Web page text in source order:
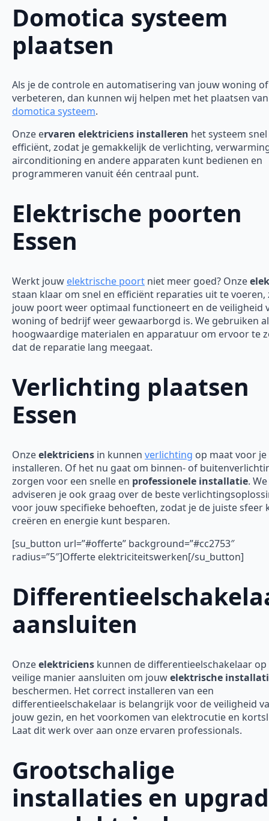
Domotica systeem
plaatsen
Als je de controle en automatisering van jouw woning
verbeteren, dan kunnen wij helpen met het plaatsen
domotica systeem.
Onze ervaren elektriciens installeren het systeem
efficiënt, zodat je gemakkelijk de verlichting,
airconditioning en andere apparaten kunt bedienen en
programmeren vanuit één centraal punt.
Elektrische poorten
Essen
Werkt jouw elektrische poort niet meer goed? Onze
staan klaar om snel en efficiënt reparaties uit te voeren,
jouw poort weer optimaal functioneert en de veiligheid
woning of bedrijf weer gewaarborgd is. We gebruiken
hoogwaardige materialen en apparatuur om ervoor te
dat de reparatie lang meegaat.
Verlichting plaatsen
Essen
Onzeelektriciens in kunnen verlichting op maat voor je
installeren. Of het nu gaat om binnen- of
zorgen voor een snelle en professionele installatie. We
adviseren je ook graag over de beste
voor jouw specifieke behoeften, zodat je de juiste sfeer
creëren en energie kunt besparen.
[su_button url=”#offerte” background=”#cc2753″
radius=”5″]Offerte elektriciteitswerken[/su_button]
aansluiten
Onzeelektriciens kunnen de differentieelschakelaar op
veilige manier aansluiten om jouwelektrische
beschermen. Het correct installeren van een
differentieelschakelaar is belangrijk voor de veiligheid
jouw gezin, en het voorkomen van elektrocutie en
Laat dit werk over aan onze ervaren professionals.
Grootschalige
installaties en